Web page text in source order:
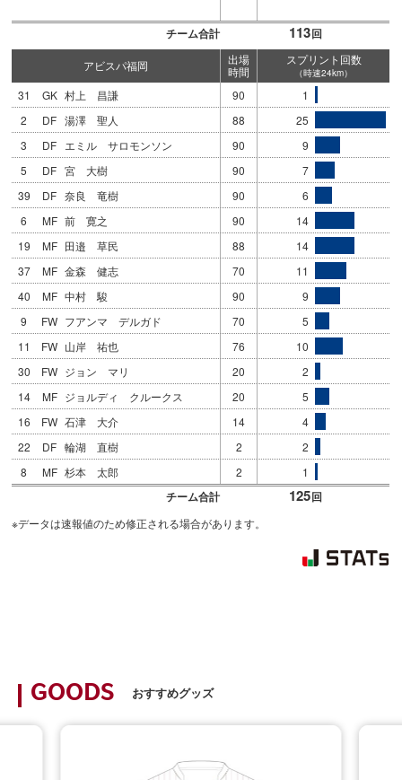
チーム合計 113回
アビスパ福岡
出場
時間
スプリント回数
（時速24km）
31 GK 村上 昌謙 90
1
2
DF 湯澤 聖人 88
25
3
DF エミル サロモンソン 90
9
5
DF 宮 大樹 90
7
39
DF 奈良 竜樹 90
6
6
MF 前 寛之 90
14
19
MF 田邉 草民 88
14
37
MF 金森 健志 70
11
40
MF 中村 駿 90
9
9
FW フアンマ デルガド 70
5
11
FW 山岸 祐也 76
10
30
FW ジョン マリ 20
2
14
MF ジョルディ クルークス 20
5
16
FW 石津 大介 14
4
22
DF 輪湖 直樹 2
2
8
MF 杉本 太郎 2 1
チーム合計 125回
※データは速報値のため修正される場合があります。
GOODS おすすめグッズ